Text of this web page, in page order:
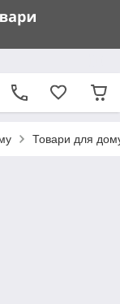
Товари для